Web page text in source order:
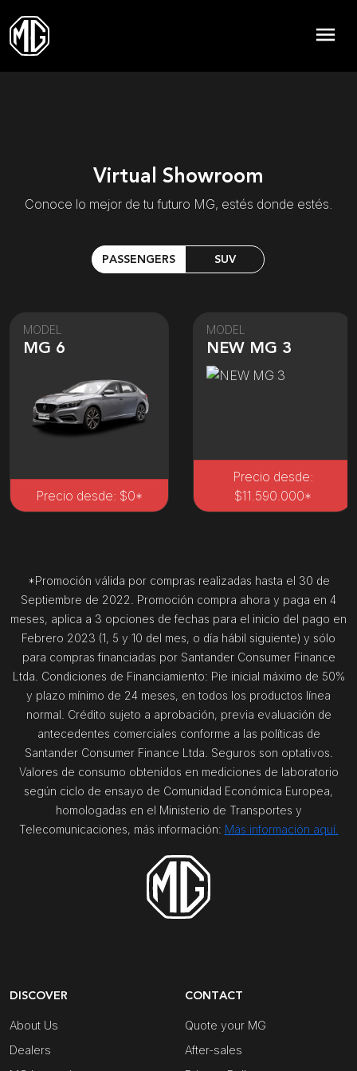
menu
Virtual Showroom
Conoce lo mejor de tu futuro MG, estés donde estés.
PASSENGERS SUV
MODEL
MG 6
Precio desde: $0*
MODEL
NEW MG 3
Precio desde:
$11.590.000*
*Promoción válida por compras realizadas hasta el 30 de
Septiembre de 2022. Promoción compra ahora y paga en 4
meses, aplica a 3 opciones de fechas para el inicio del pago en
Febrero 2023 (1, 5 y 10 del mes, o día hábil siguiente) y sólo
para compras financiadas por Santander Consumer Finance
Ltda. Condiciones de Financiamiento: Pie inicial máximo de 50%
y plazo mínimo de 24 meses, en todos los productos línea
normal. Crédito sujeto a aprobación, previa evaluación de
antecedentes comerciales conforme a las políticas de
Santander Consumer Finance Ltda. Seguros son optativos.
Valores de consumo obtenidos en mediciones de laboratorio
según ciclo de ensayo de Comunidad Económica Europea,
homologadas en el Ministerio de Transportes y
Telecomunicaciones, más información: Más información aquí.
DISCOVER
About Us
Dealers
CONTACT
Quote your MG
After-sales